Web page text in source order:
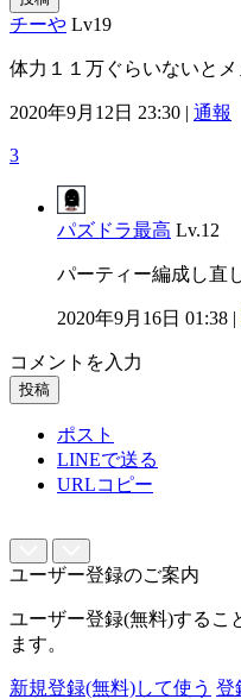
チーや Lv19
体力１１万ぐらいないとメ
2020年9月12日 23:30 | 通報
3
パズドラ最高 Lv.12
パーティー編成し直
2020年9月16日 01:38 |
コメントを入力
投稿
ポスト
LINEで送る
URLコピー
ユーザー登録のご案内
ユーザー登録(無料)するこ
ます。
新規登録(無料)して使う 登